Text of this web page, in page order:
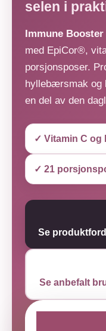
selen i
Immune
med EpiCor®,
porsjonsposer.
hyllebærsmak og
en del av den
✓ Vitamin C og
✓ 21
Se
Se anbefalt